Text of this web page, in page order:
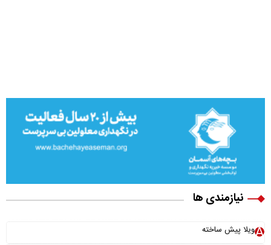
نیازمندی ها
ویلا پیش ساخته
×
نقش سامانه دفاع موشکی «اچ کیو ۹» در امنیت ملی کشور